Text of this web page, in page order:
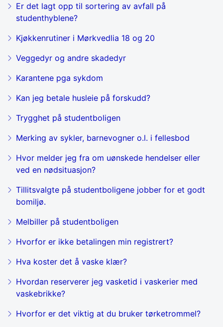
Er det lagt opp til sortering av avfall på
studenthyblene?
Kjøkkenrutiner i Mørkvedlia 18 og 20
Veggedyr og andre skadedyr
Karantene pga sykdom
Kan jeg betale husleie på forskudd?
Trygghet på studentboligen
Merking av sykler, barnevogner o.l. i fellesbod
Hvor melder jeg fra om uønskede hendelser eller
ved en nødsituasjon?
Tillitsvalgte på studentboligene jobber for et godt
bomiljø.
Melbiller på studentboligen
Hvorfor er ikke betalingen min registrert?
Hva koster det å vaske klær?
Hvordan reserverer jeg vasketid i vaskerier med
vaskebrikke?
Hvorfor er det viktig at du bruker tørketrommel?